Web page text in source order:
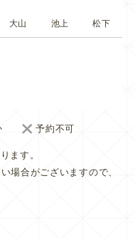
大山 池上 松下
予約不可
ます。
場合がございますので、